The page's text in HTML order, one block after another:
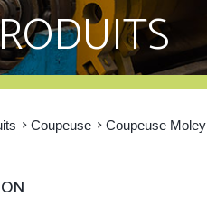
Coupeuse Coupeuse Moley